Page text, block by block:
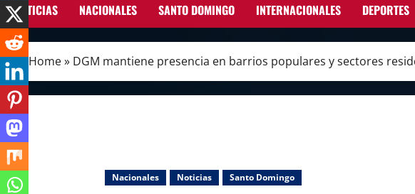
NOTICIAS NACIONALES SANTO DOMINGO INTERNACIONALES DEPORTES
Home» DGM mantiene presencia en barrios populares y sectores
Nacionales Noticias Santo Domingo